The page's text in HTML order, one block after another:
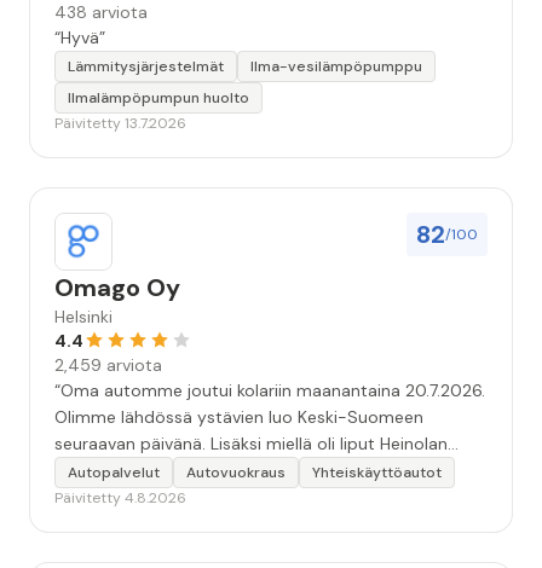
438 arviota
“Hyvä”
Lämmitysjärjestelmät
Ilma-vesilämpöpumppu
Ilmalämpöpumpun huolto
Päivitetty 13.7.2026
82/100
Omago Oy
Helsinki
4.4
2,459 arviota
“Oma automme joutui kolariin maanantaina 20.7.2026.
Olimme lähdössä ystävien luo Keski-Suomeen
seuraavan päivänä. Lisäksi miellä oli liput Heinolan
kesäteatteriin klo 14. Yritin saada illalla 20.7. ja varhain
aamulla 21.7. vuokra-autoa. Otin yhteyttä Herziin,
Autopalvelut Autovuokraus
Yhteiskäyttöautot
Päivitetty 4.8.2026